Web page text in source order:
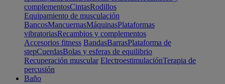
complementosCintasRodillos
Equipamiento de musculación
BancosMancuernasMáquinasPlataformas
vibratoriasRecambios y complementos
Accesorios fitness BandasBarrasPlataforma de
stepCuerdasBolas y esferas de equilibrio
Recuperación muscular ElectroestimulaciónTerapia de
percusión
Baño